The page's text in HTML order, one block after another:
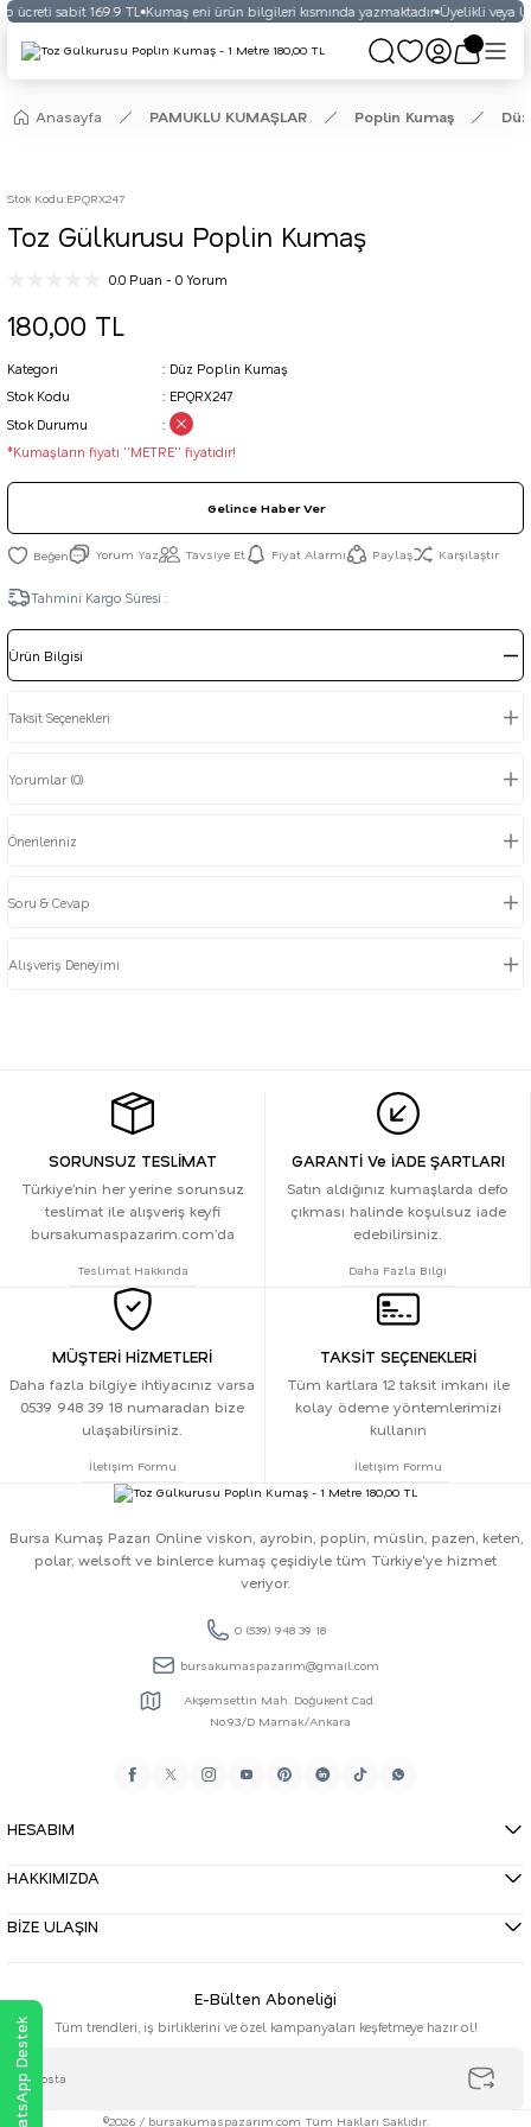
ücreti sabit 169.9 TL Kumaş eni ürün bilgileri kısmında yazmaktadır Üyelikli veya
Anasayfa PAMUKLU KUMAŞLAR Poplin Kumaş
Stok Kodu:EPQRX247
Toz Gülkurusu Poplin Kumaş
0.0 Puan - 0 Yorum
180,00 TL
Kategori
Düz Poplin Kumaş
Stok Kodu
EPQRX247
Stok Durumu
*Kumaşların fiyatı ''METRE'' fiyatıdır!
Gelince Haber Ver
Yorum Yaz Tavsiye Et Fiyat Alarmı Paylaş Karşılaştır
Tahmini Kargo Süresi :
Ürün Bilgisi
Taksit Seçenekleri
Yorumlar (0)
Önerileriniz
Soru & Cevap
Alışveriş Deneyimi
SORUNSUZ TESLİMAT
Türkiye’nin her yerine sorunsuz
teslimat ile alışveriş keyfi
bursakumaspazarim.com’da
Teslimat Hakkında
GARANTİ Ve İADE ŞARTLARI
Satın aldığınız kumaşlarda defo
çıkması halinde koşulsuz iade
edebilirsiniz.
Daha Fazla Bilgi
MÜŞTERİ HİZMETLERİ
Daha fazla bilgiye ihtiyacınız varsa
0539 948 39 18 numaradan bize
ulaşabilirsiniz.
İletişim Formu
TAKSİT SEÇENEKLERİ
Tüm kartlara 12 taksit imkanı ile
kolay ödeme yöntemlerimizi
kullanın
İletişim Formu
Bursa Kumaş Pazarı Online viskon, ayrobin, poplin, müslin, pazen, keten,
polar, welsoft ve binlerce kumaş çeşidiyle tüm Türkiye'ye hizmet
veriyor.
0 (539) 948 39 18
bursakumaspazarim@gmail.com
Akşemsettin Mah. Doğukent Cad.
No:93/D Mamak/Ankara
HESABIM
HAKKIMIZDA
BİZE ULAŞIN
E-Bülten Aboneliği
Tüm trendleri, iş birliklerini ve özel kampanyaları keşfetmeye hazır ol!
©2026 / bursakumaspazarim.com Tüm Hakları Saklıdır.
WhatsApp Destek